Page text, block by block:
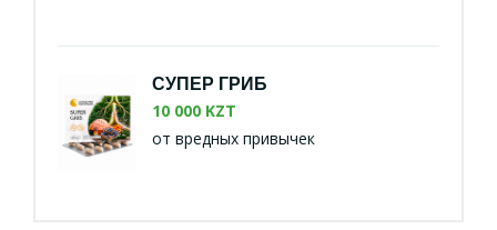
СУПЕР ГРИБ
10 000 KZT
от вредных привычек